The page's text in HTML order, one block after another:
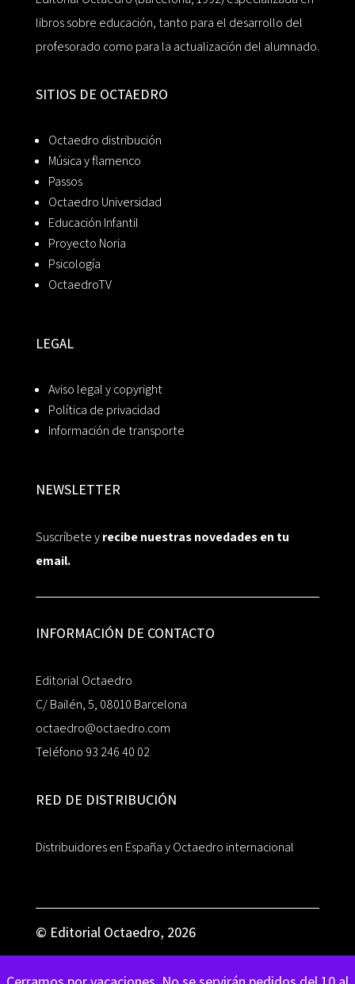
libros sobre educación, tanto para el desarrollo del
profesorado como para la actualización del alumnado.
SITIOS DE OCTAEDRO
Octaedro distribución
Música y flamenco
Passos
Octaedro Universidad
Educación Infantil
Proyecto Noria
Psicología
OctaedroTV
LEGAL
Aviso legal y copyright
Política de privacidad
Información de transporte
NEWSLETTER
Suscríbete yrecibe nuestras novedades en tu
email.
INFORMACIÓN DE CONTACTO
Editorial Octaedro
C/ Bailén, 5, 08010 Barcelona
octaedro@octaedro.com
Teléfono 93 246 40 02
RED DE DISTRIBUCIÓN
Distribuidores en España y Octaedro internacional
© Editorial Octaedro, 2026